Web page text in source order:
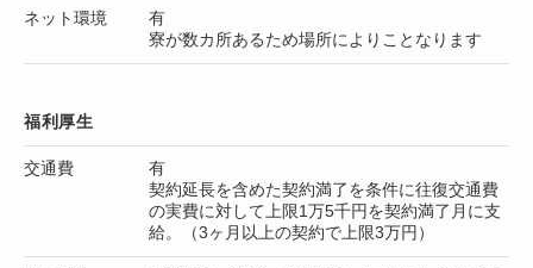
ネット環境
有
寮が数カ所あるため場所によりことなります
福利厚生
交通費
有
契約延長を含めた契約満了を条件に往復交通費
の実費に対して上限1万5千円を契約満了月に支
給。（3ヶ月以上の契約で上限3万円）